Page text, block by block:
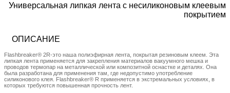
Универсальная липкая лента с несиликоновым клеевым
покрытием
ОПИСАНИЕ
Flashbreaker® 2R-это наша полиэфирная лента, покрытая резиновым клеем. Эта
липкая лента применяется для закрепления материалов вакуумного мешка и
проводов термопар на металлической или композитной оснастке и деталях. Она
была разработана для применения там, где недопустимо употребление
силиконового клея. Flashbreaker® R применяется в экстремальных условиях, в
которых требуются повышенная прочность лент.